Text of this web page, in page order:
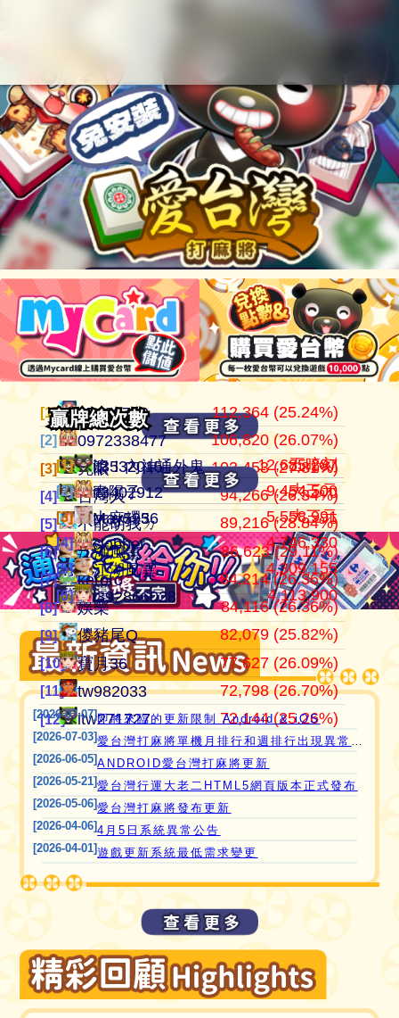
愛台灣打麻將🖥️📱適用於所有市面上大部分
瀏覽器(HTML5 遊戲)，免下載，免安裝，
現在立即點擊馬上玩😊❤️💕😘
[1] 江湖風雲 105,374,201
[2] 田寮阿寶 37,502,247
[3] 11060203 24,306,666
[4] ‘見好就收’ 21,354,199
[5] Apple0613 21,259,110
[6] it2989674 18,649,605
[7] i918472090 15,690,666
[8] ONTARIO歐巴桑 11,221,251
[9] 青陽子 10,753,995
[10] it2967408 9,810,424
[11] i757724391 9,585,806
[12] i339494808 8,454,847
贏牌總次數
贏牌總次數
[1] 07100710 112,364 (25.24%)
[2] 0972338477 106,820 (26.07%)
[3] 亮眼 103,453 (27.81%)
[4] 台灣人 94,266 (26.34%)
[5] 不能胡我ㄉ 89,216 (28.84%)
[6] 江湖風雲 86,623 (29.11%)
[7] keroro 84,214 (26.36%)
[8] 娛樂 84,116 (26.36%)
[9] 儍豬尾Q 82,079 (25.82%)
[10] 寶月36 77,627 (26.09%)
[11] tw982033 72,798 (26.70%)
[12] itw271727 72,144 (25.26%)
[1] 07100710 445,152
[2] 0972338477 409,815
[3] 亮眼 371,987
[4] 台灣人 357,876
[5] keroro 319,447
[6] 娛樂 319,120
[7] 儍豬尾Q 317,904
[8] 不能胡我ㄉ 309,396
[9] 江湖風雲 297,614
[10] 寶月36 297,490
[11] itw271727 285,556
[12] Ｆanny 276,510
[1] 滾！內神通外鬼坐斃A賽金12,685,287
[2] 青陽子 9,454,500
[3] 大麻糬3 5,558,991
[4] clobber 4,746,330
[5] 江湖風雲 4,309,155
[6] i392866028 4,113,900
[1] it3532015 五暗刻
[2] it3402912 大三元
[3] May5956 大三元
[2026-07-07]即將來臨的更新限制 Android & iOS
[2026-07-03]
[2026-06-05]ANDROID愛台灣打麻將更新
[2026-05-21]愛台灣行運大老二HTML5網頁版本正式發布
[2026-05-06]愛台灣打麻將發布更新
[2026-04-06]4月5日系統異常公告
[2026-04-01]遊戲更新系統最低需求變更